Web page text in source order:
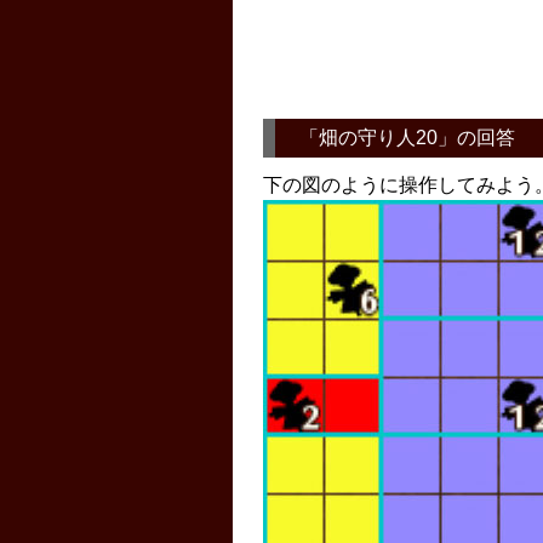
「 畑の守り人20 」の回答
下の図のように操作してみよう